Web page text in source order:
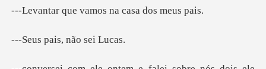
e vamos na cas
ais, não